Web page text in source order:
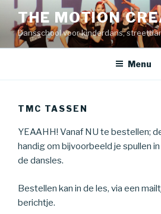
Naar
inhoud
springen
THE MOTION
Dansschool voor kinderdans,
Menu
TMC TASSEN
YEAAHH! Vanaf NU te bestellen;
handig om bijvoorbeeld je spullen
de dansles.
Bestellen kan in de les, via een
berichtje.